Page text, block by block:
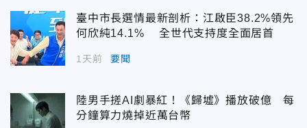
臺中市長選情最新剖析：江啟臣38.2%領先
何欣純14.1% 全世代支持度全面居首
1天前 要聞
陸男手搓AI劇暴紅！《歸墟》播放破億 每
分鐘算力燒掉近萬台幣